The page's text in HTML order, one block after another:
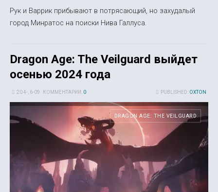
Рук и Варрик прибывают в потрясающий, но захудалый
город Минратос на поиски Нива Галлуса.
Dragon Age: The Veilguard выйдет
осенью 2024 года
PUBLISHED: OXTON
20 4-, 6-09 КОММЕНТАРИИ: 0
DRAGON AGE: THE VEILGUARD